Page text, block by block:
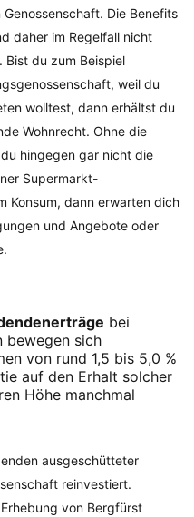
Die Benefits
daher im Regelfall nicht
Bist du zum Beispiel
weil du
wolltest, dann erhältst du
Wohnrecht. Ohne die
hingegen gar nicht die
Supermarkt-
Konsum, dann erwarten dich
und Angebote oder
bei
bewegen sich
von rund 1,5 bis 5,0 %
auf den Erhalt solcher
Höhe manchmal
ausgeschütteter
reinvestiert.
von Bergfürst